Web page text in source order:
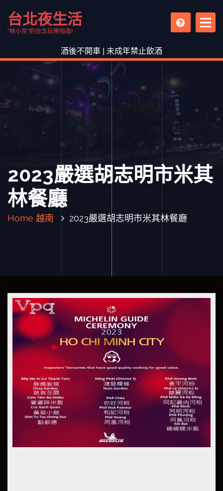
n
n
台北夜生活
"林小灰"的台北玩樂指南!
酒後不開車 | 未成年禁止飲酒
2023嚴選胡志明市米其
林餐廳
Home 越南 2023嚴選胡志明市米其林餐廳